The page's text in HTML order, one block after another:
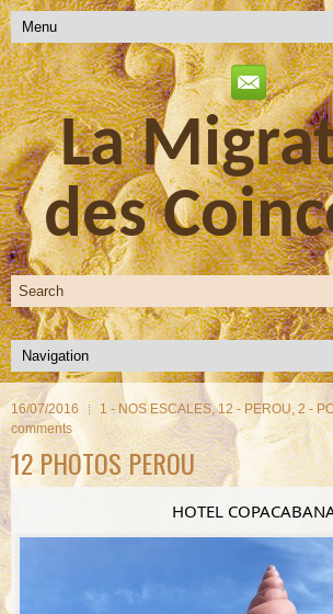
La
des
16/07/2016 1 - NOS ESCALES,12 - PEROU,2 -
comments
12 PHOTOS PEROU
HOTEL